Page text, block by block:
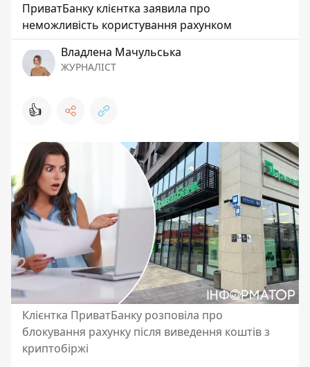
ПриватБанку клієнтка заявила про
неможливість користування рахунком
Владлена Мачульська
ЖУРНАЛІСТ
👍
Клієнтка ПриватБанку розповіла про
блокування рахунку після виведення коштів з
криптобіржі